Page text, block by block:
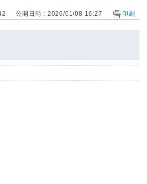
公開日時 : 2026/01/08 16:27 印刷